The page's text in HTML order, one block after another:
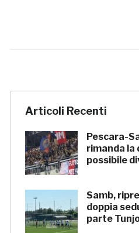
Articoli Recenti
Pescara-
rimanda la
possibile
Samb,
doppia
parte